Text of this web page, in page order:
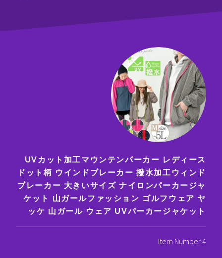
UVカット加工マウンテンパーカー レディース
ドット柄 ウインドブレーカー 撥水加工ウィンド
ブレーカー 大きいサイズ ナイロンパーカージャ
ケット 山ガールファッション ゴルフウェア ヤ
ッケ 山ガール ウェア UVパーカージャケット
Item Number 4